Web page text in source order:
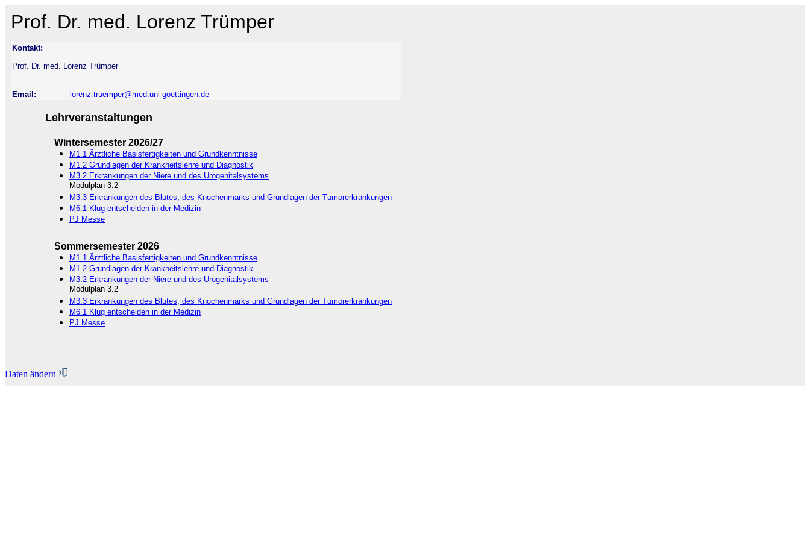
Prof. Dr. med. Lorenz Trümper
Kontakt:
Prof. Dr. med. Lorenz Trümper
Email: lorenz.truemper@med.uni-goettingen.de
Lehrveranstaltungen
Wintersemester 2026/27
M1.1 Ärztliche Basisfertigkeiten und Grundkenntnisse
M1.2 Grundlagen der Krankheitslehre und Diagnostik
M3.2 Erkrankungen der Niere und des Urogenitalsystems
Modulplan 3.2
M3.3 Erkrankungen des Blutes, des Knochenmarks und Grundlagen der Tumorerkrankungen
M6.1 Klug entscheiden in der Medizin
PJ Messe
Sommersemester 2026
M1.1 Ärztliche Basisfertigkeiten und Grundkenntnisse
M1.2 Grundlagen der Krankheitslehre und Diagnostik
M3.2 Erkrankungen der Niere und des Urogenitalsystems
Modulplan 3.2
M3.3 Erkrankungen des Blutes, des Knochenmarks und Grundlagen der Tumorerkrankungen
M6.1 Klug entscheiden in der Medizin
PJ Messe
Daten ändern